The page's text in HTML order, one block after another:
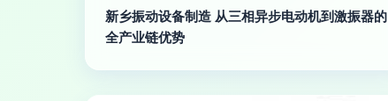
新乡振动设备制造 从三相异步电动机到激振器的
全产业链优势